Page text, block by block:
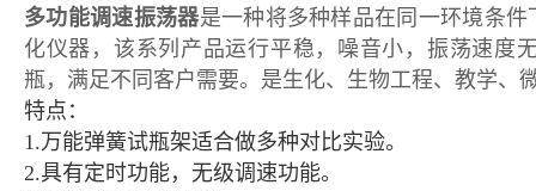
多功能调速振荡器是一种将多种样品在同一环境条
化仪器，该系列产品运行平稳，噪音小，振荡速度
瓶，满足不同客户需要。是生化、生物工程、教学、
特点：
1.万能弹簧试瓶架适合做多种对比实验。
2.具有定时功能，无级调速功能。